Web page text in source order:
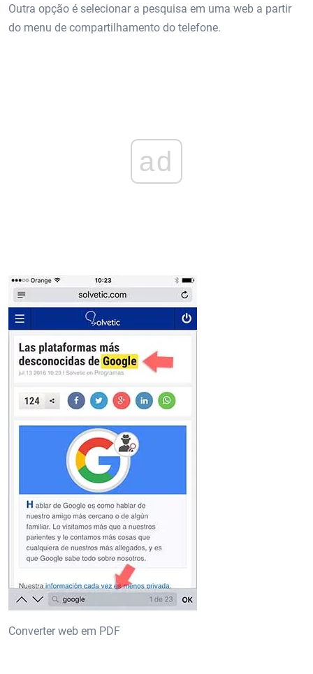
Outra opção é selecionar a pesquisa em uma web a partir
do menu de compartilhamento do telefone.
ad
Converter web em PDF